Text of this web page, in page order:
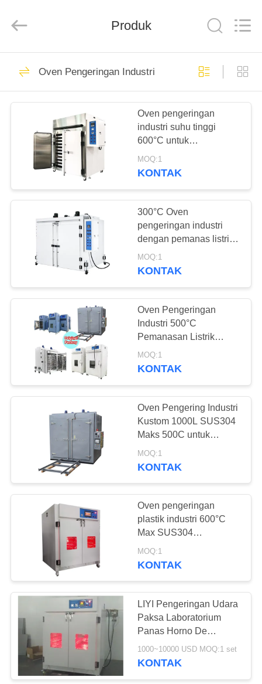
RUMAH
PRODUK
TENTANG
KAMI
TUR
PABRIK
KONTROL
KUALITAS
HUBUNGI
KAMI
PERMINTAAN
PENAWARAN
SITEMAP
PRIVACY
POLICY
Co.,
Reserved.
Kamar Uji Iklim
Kamar Uji
Lingkungan
116
Ruang uji kejut
termal
Oven Pengeringan
Listrik
Oven Pengeringan
Industri
Produk
Oven Pengeringan Industri
Oven pengeringan
industri suhu tinggi
600°C untuk
pengolahan bahan kimia
MOQ:1
KONTAK
300°C Oven
pengeringan industri
dengan pemanas listrik
SUS304
MOQ:1
KONTAK
Oven Pengeringan
Industri 500°C
Pemanasan Listrik
SUS304 Disesuaikan
MOQ:1
KONTAK
Oven Pengering Industri
Kustom 1000L SUS304
Maks 500C untuk
Pemrosesan Bahan
Kimia
MOQ:1
KONTAK
Oven pengeringan
plastik industri 600°C
Max SUS304
Pemanasan listrik
MOQ:1
KONTAK
LIYI Pengeringan Udara
Paksa Laboratorium
Panas Horno De
Secado Industri Oven
Inframerah Laboratorium
1000~10000 USD MOQ:1 set
KONTAK